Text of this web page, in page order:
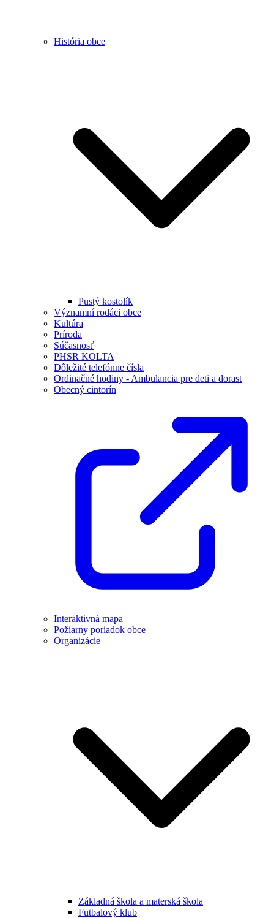
História obce
Pustý kostolík
Významní rodáci obce
Kultúra
Príroda
Súčasnosť
PHSR KOLTA
Dôležité telefónne čísla
Ordinačné hodiny - Ambulancia pre deti a dorast
Obecný cintorín
Interaktivná mapa
Požiarny poriadok obce
Organizácie
Základná škola a materská škola
Futbalový klub